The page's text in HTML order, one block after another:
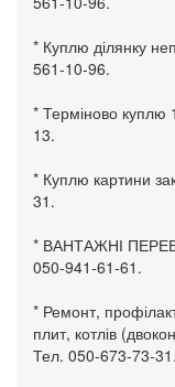
* Куплю ділянку
561-10-96.
* Терміново куплю
13.
* Куплю картини
31.
* ВАНТАЖНІ
050-941-61-61.
* Ремонт,
плит, котлів
Тел. 050-673-73-31.